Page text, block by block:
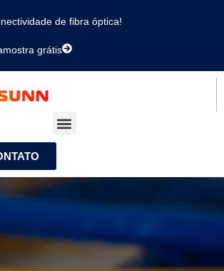
de fibra óptica!
grátis